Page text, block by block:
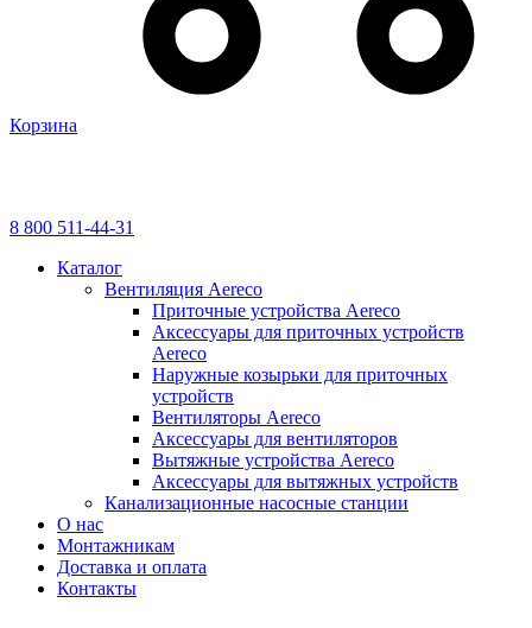
Корзина
8 800 511-44-31
Каталог
Вентиляция Aereco
Приточные устройства Aereco
Аксессуары для приточных устройств
Aereco
Наружные козырьки для приточных
устройств
Вентиляторы Aereco
Аксессуары для вентиляторов
Вытяжные устройства Aereco
Аксессуары для вытяжных устройств
Канализационные насосные станции
О нас
Монтажникам
Доставка и оплата
Контакты